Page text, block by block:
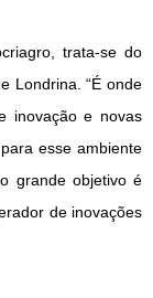
trata-se do
Londrina. “É onde
inovação e novas
esse ambiente
grande objetivo é
de inovações